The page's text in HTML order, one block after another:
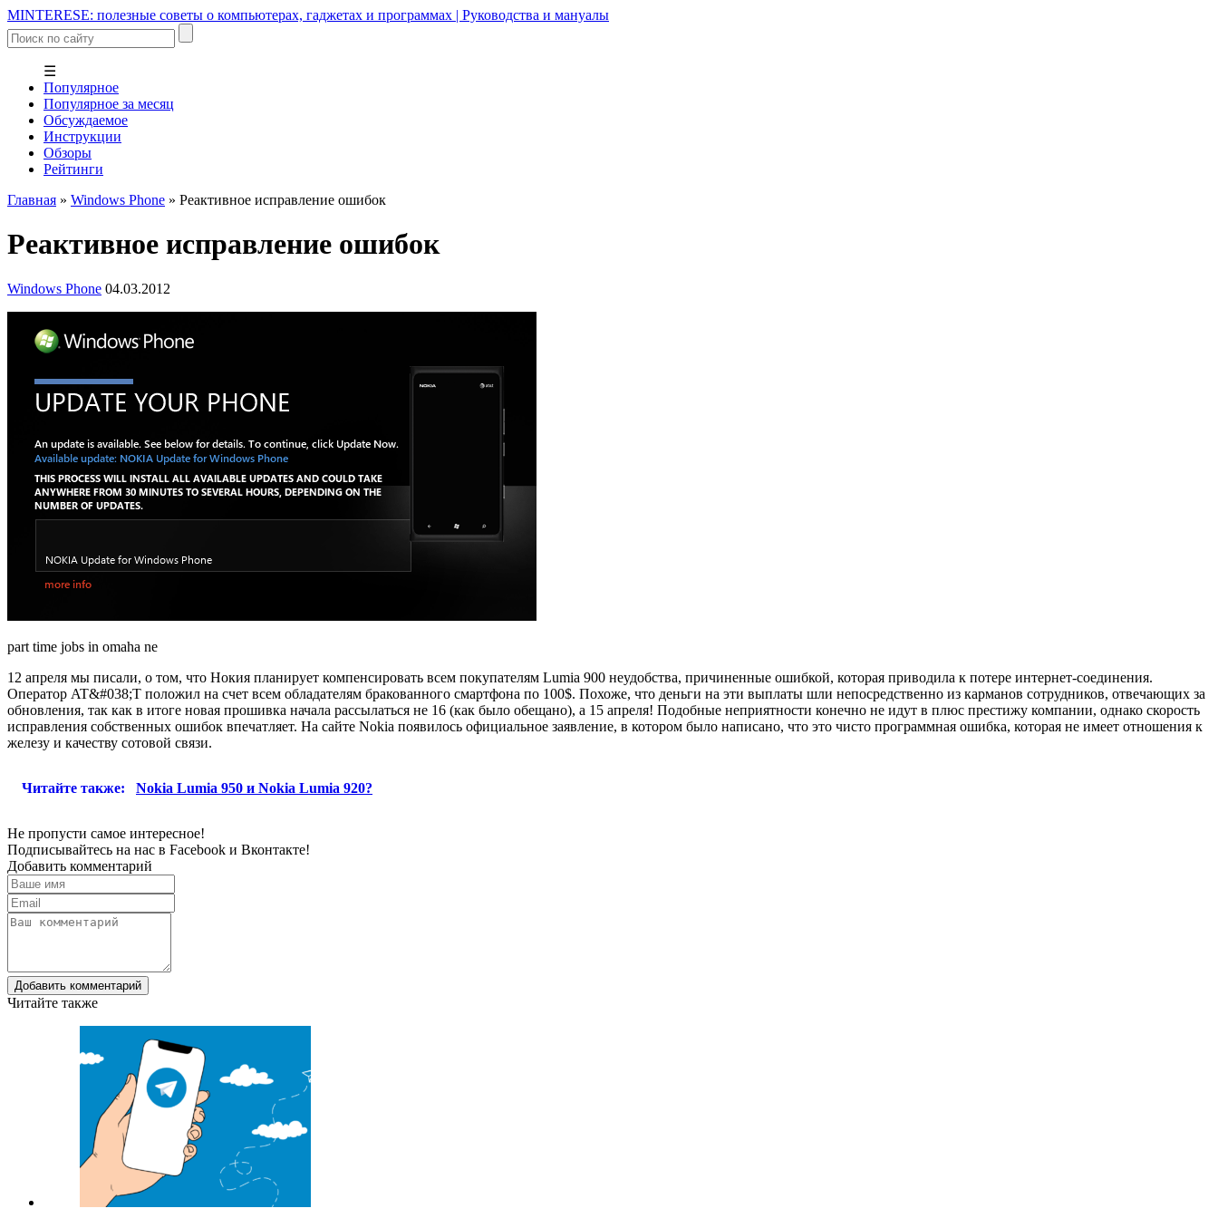
MINTERESE: полезные советы о компьютерах, гаджетах и программах | Руководства и мануалы
☰
Популярное
Популярное за месяц
Обсуждаемое
Инструкции
Обзоры
Рейтинги
Главная » Windows Phone » Реактивное исправление ошибок
Реактивное исправление ошибок
Windows Phone 04.03.2012
part time jobs in omaha ne
12 апреля мы писали, о том, что Нокия планирует компенсировать всем покупателям Lumia 900 неудобства, причиненные ошибкой, которая приводила к потере интернет-соединения.
Оператор AT&#038;T положил на счет всем обладателям бракованного смартфона по 100$. Похоже, что деньги на эти выплаты шли непосредственно из карманов сотрудников, отвечающих за
обновления, так как в итоге новая прошивка начала рассылаться не 16 (как было обещано), а 15 апреля! Подобные неприятности конечно не идут в плюс престижу компании, однако скорость
исправления собственных ошибок впечатляет. На сайте Nokia появилось официальное заявление, в котором было написано, что это чисто программная ошибка, которая не имеет отношения к
железу и качеству сотовой связи.
Читайте также: Nokia Lumia 950 и Nokia Lumia 920?
Не пропусти самое интересное!
Подписывайтесь на нас в Facebook и Вконтакте!
Добавить комментарий
Добавить комментарий
Читайте также